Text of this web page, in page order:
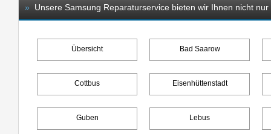
» Unsere Samsung Reparaturservice bieten wir Ihnen nicht
Übersicht Bad Saarow
Cottbus Eisenhüttenstadt
Guben Lebus